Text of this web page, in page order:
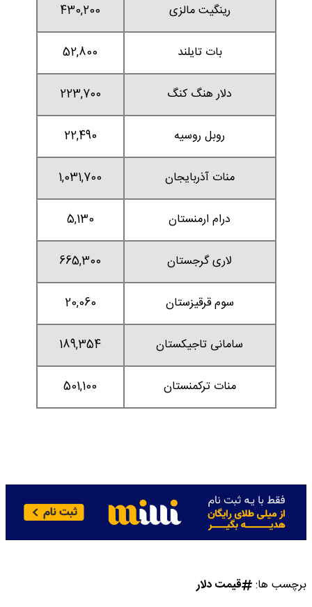
رینگیت مالزی 430,200
بات تایلند 52,800
دلار هنگ کنگ 223,700
روبل روسیه 22,490
منات آذربایجان 1,031,700
درام ارمنستان 5,130
لاری گرجستان 665,300
سوم قرقیزستان 20,060
سامانی تاجیکستان 189,354
منات ترکمنستان 501,100
برچسب ها: قیمت دلار